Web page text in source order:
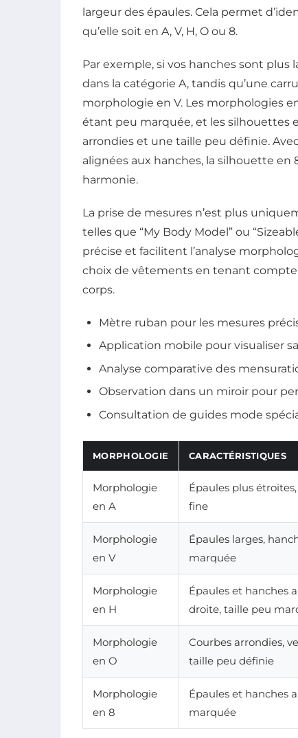
largeur des épaules. Cela permet
qu’elle soit en A, V, H, O ou 8.
Par exemple, si vos hanches sont
dans la catégorie A, tandis qu’une
morphologie en V. Les morphologies
étant peu marquée, et les silhouettes
arrondies et une taille peu définie.
alignées aux hanches, la silhouette
harmonie.
La prise de mesures n’est plus
telles que “My Body Model” ou
précise et facilitent l’analyse
choix de vêtements en tenant
corps.
Mètre ruban pour les mesures
Application mobile pour visualiser
Analyse comparative des
Observation dans un miroir pour
Consultation de guides mode
MORPHOLOGIE CARACTÉRISTIQUES
Morphologie
en A
Épaules plus
fine
Morphologie
en V
Épaules larges,
marquée
Morphologie
en H
Épaules et hanches
droite, taille peu
Morphologie
en O
Courbes arrondies,
taille peu définie
Morphologie
en 8
Épaules et hanches
marquée